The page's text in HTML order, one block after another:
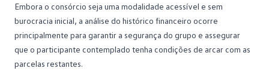
Embora o consórcio seja uma modalidade acessível e sem
burocracia inicial, a análise do histórico financeiro ocorre
principalmente para garantir a segurança do grupo e assegurar
que o participante contemplado tenha condições de arcar com as
parcelas restantes.